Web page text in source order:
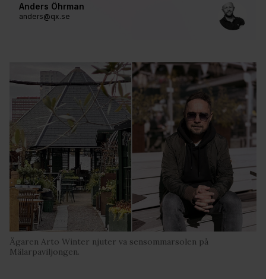
Anders Öhrman
anders@qx.se
Ägaren Arto Winter njuter va sensommarsolen på
Mälarpaviljongen.